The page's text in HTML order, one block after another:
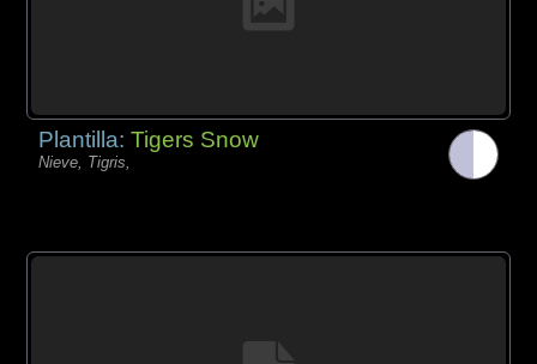
Plantilla:Tigers Snow
Nieve, Tigris,